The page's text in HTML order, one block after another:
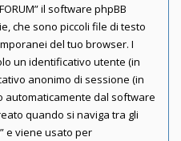
il software phpBB
che sono piccoli file di testo
del tuo browser. I
un identificativo utente (in
anonimo di sessione (in
automaticamente dal software
quando si naviga tra gli
e viene usato per